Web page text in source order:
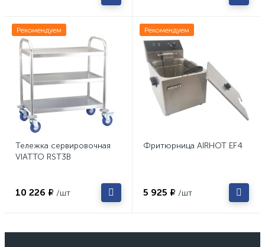
Рекомендуем
Тележка сервировочная
VIATTO RST3B
10 226 ₽ /шт
Рекомендуем
Фритюрница AIRHOT EF4
5 925 ₽ /шт